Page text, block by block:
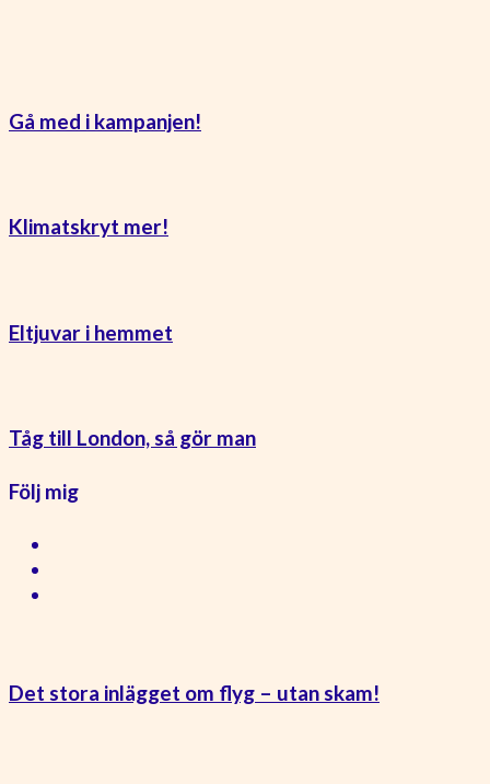
Gå med i kampanjen!
Klimatskryt mer!
Eltjuvar i hemmet
Tåg till London, så gör man
Följ mig
Det stora inlägget om flyg – utan skam!